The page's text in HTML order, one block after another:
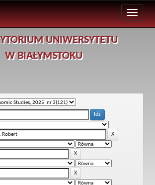
UNIWERSYTETU
W BIAŁYMSTOKU